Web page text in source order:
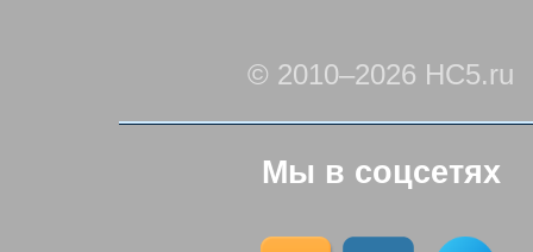
© 2010–2026 HC5.ru
Мы в соцсетях